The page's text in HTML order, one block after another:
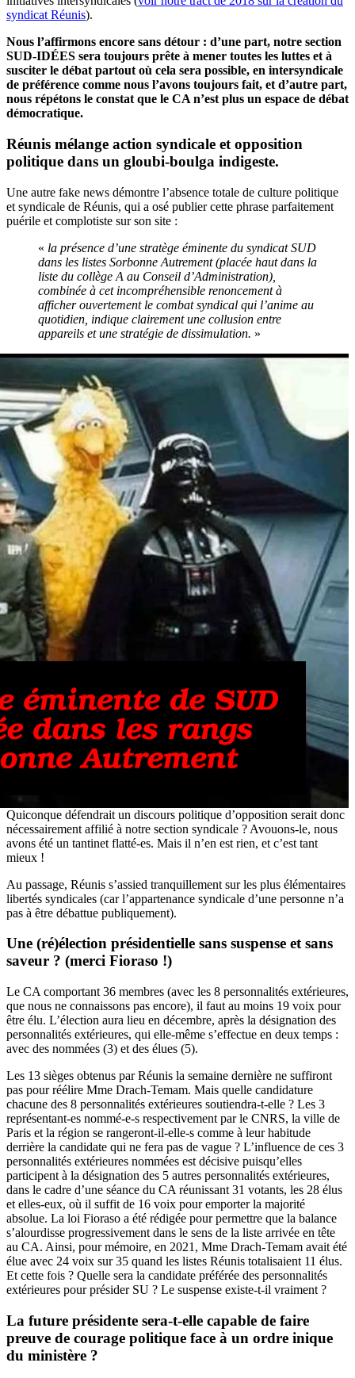
syndicat Réunis).
Nous l’affirmons encore sans détour : d’une part, notre section
SUD-IDÉES sera toujours prête à mener toutes les luttes et à
susciter le débat partout où cela sera possible, en intersyndicale
de préférence comme nous l’avons toujours fait, et d’autre part,
nous répétons le constat que le CA n’est plus un espace de débat
démocratique.
Réunis mélange action syndicale et opposition
politique dans un gloubi-boulga indigeste.
Une autre fake news démontre l’absence totale de culture politique
et syndicale de Réunis, qui a osé publier cette phrase parfaitement
puérile et complotiste sur son site :
« la présence d’une stratège éminente du syndicat SUD
dans les listes Sorbonne Autrement (placée haut dans la
liste du collège A au Conseil d’Administration),
combinée à cet incompréhensible renoncement à
afficher ouvertement le combat syndical qui l’anime au
quotidien, indique clairement une collusion entre
appareils et une stratégie de dissimulation. »
Quiconque défendrait un discours politique d’opposition serait donc
nécessairement affilié à notre section syndicale ? Avouons-le, nous
avons été un tantinet flatté-es. Mais il n’en est rien, et c’est tant
mieux !
Au passage, Réunis s’assied tranquillement sur les plus élémentaires
libertés syndicales (car l’appartenance syndicale d’une personne n’a
pas à être débattue publiquement).
Une (ré)élection présidentielle sans suspense et sans
saveur ? (merci Fioraso !)
Le CA comportant 36 membres (avec les 8 personnalités extérieures,
que nous ne connaissons pas encore), il faut au moins 19 voix pour
être élu. L’élection aura lieu en décembre, après la désignation des
personnalités extérieures, qui elle-même s’effectue en deux temps :
avec des nommées (3) et des élues (5).
Les 13 sièges obtenus par Réunis la semaine dernière ne suffiront
pas pour réélire Mme Drach-Temam. Mais quelle candidature
chacune des 8 personnalités extérieures soutiendra-t-elle ? Les 3
représentant-es nommé-e-s respectivement par le CNRS, la ville de
Paris et la région se rangeront-il-elle-s comme à leur habitude
derrière la candidate qui ne fera pas de vague ? L’influence de ces 3
personnalités extérieures nommées est décisive puisqu’elles
participent à la désignation des 5 autres personnalités extérieures,
dans le cadre d’une séance du CA réunissant 31 votants, les 28 élus
et elles-eux, où il suffit de 16 voix pour emporter la majorité
absolue. La loi Fioraso a été rédigée pour permettre que la balance
s’alourdisse progressivement dans le sens de la liste arrivée en tête
au CA. Ainsi, pour mémoire, en 2021, Mme Drach-Temam avait été
élue avec 24 voix sur 35 quand les listes Réunis totalisaient 11 élus.
Et cette fois ? Quelle sera la candidate préférée des personnalités
extérieures pour présider SU ? Le suspense existe-t-il vraiment ?
La future présidente sera-t-elle capable de faire
preuve de courage politique face à un ordre inique
du ministère ?